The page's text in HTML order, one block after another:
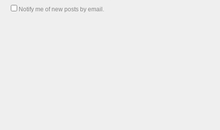
Notify me of new posts by email.